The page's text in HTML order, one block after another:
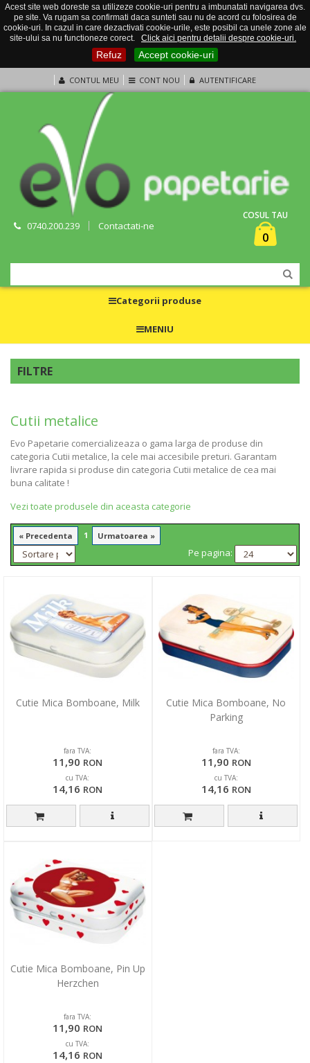
Acest site web doreste sa utilizeze cookie-uri pentru a imbunatati navigarea dvs.
pe site. Va rugam sa confirmati daca sunteti sau nu de acord cu folosirea de
cookie-uri. In cazul in care dezactivati cookie-urile, este posibil ca unele zone ale
site-ului sa nu functioneze corect.
Click aici pentru detalii despre cookie-uri.
Refuz Accept cookie-uri
CONTUL MEU CONT NOU AUTENTIFICARE
0740.200.239 Contactati-ne
COSUL TAU
0
Categorii produse
MENIU
FILTRE
Cutii metalice
Evo Papetarie comercializeaza o gama larga de produse din
categoria Cutii metalice, la cele mai accesibile preturi. Garantam
livrare rapida si produse din categoria Cutii metalice de cea mai
buna calitate !
Vezi toate produsele din aceasta categorie
« Precedenta 1 Urmatoarea »
Pe pagina:
Cutie Mica Bomboane, Milk
fara TVA:
11,90 RON
cu TVA:
14,16 RON
Cutie Mica Bomboane, No
Parking
fara TVA:
11,90 RON
cu TVA:
14,16 RON
Cutie Mica Bomboane, Pin Up
Herzchen
fara TVA:
11,90 RON
cu TVA:
14,16 RON